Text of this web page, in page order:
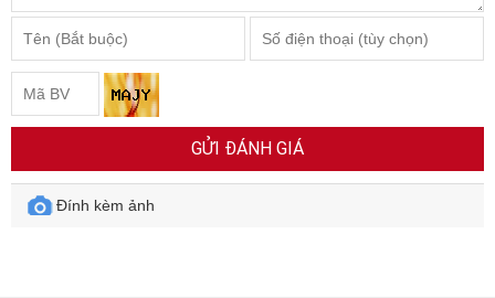
GỬI ĐÁNH GIÁ
Đính kèm ảnh